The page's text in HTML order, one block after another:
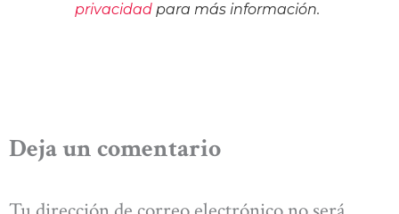
privacidad para más información.
Deja un comentario